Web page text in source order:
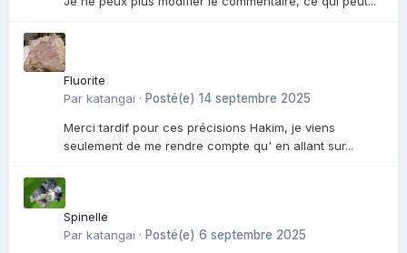
Fluorite
Par katangai · Posté(e) 14 septembre 2025
Merci tardif pour ces précisions Hakim, je viens
seulement de me rendre compte qu' en allant sur...
Spinelle
Par katangai · Posté(e) 6 septembre 2025